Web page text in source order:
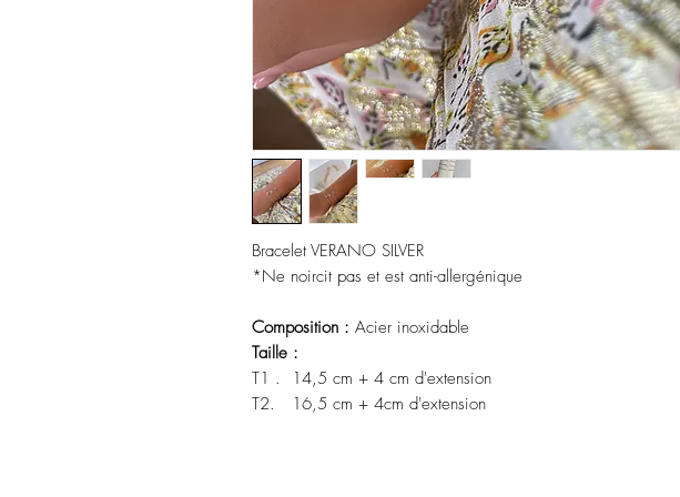
Bracelet VERANO SILVER
*Ne noircit pas et est anti-allergénique
Composition : Acier inoxidable
Taille :
T1 . 14,5 cm + 4 cm d'extension
T2. 16,5 cm + 4cm d'extension